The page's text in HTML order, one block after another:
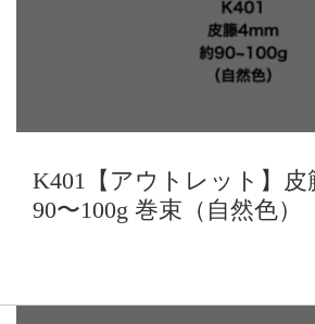
K401【アウトレット】皮
90〜100g 巻束（自然色）